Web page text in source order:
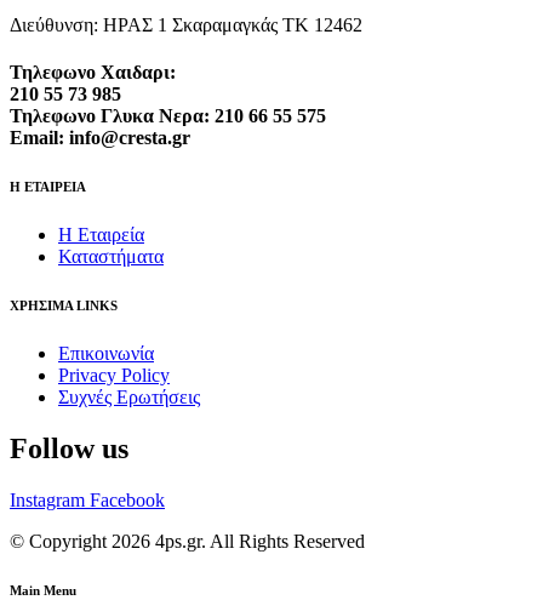
Διεύθυνση: ΗΡΑΣ 1 Σκαραμαγκάς ΤΚ 12462
Τηλεφωνο Χαιδαρι:
210 55 73 985
Τηλεφωνο Γλυκα Νερα: 210 66 55 575
Email: info@cresta.gr
Η ΕΤΑΙΡΕΙΑ
Η Εταιρεία
Καταστήματα
ΧΡΗΣΙΜΑ LINKS
Επικοινωνία
Privacy Policy
Συχνές Ερωτήσεις
Follow us
Instagram Facebook
© Copyright 2026 4ps.gr. All Rights Reserved
Main Menu